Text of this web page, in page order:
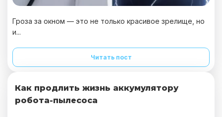
Гроза за окном — это не только красивое зрелище, но
и...
Читать пост
Как продлить жизнь аккумулятору
робота-пылесоса